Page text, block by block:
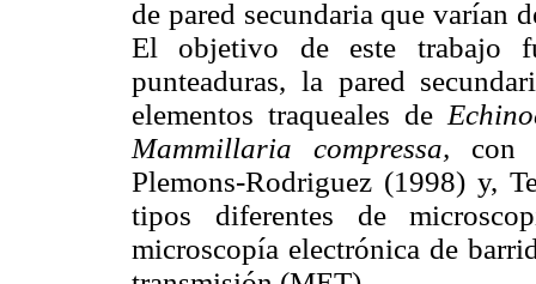
de pared secundaria que varían
El objetivo de este trabajo
punteaduras, la pared
elementos traqueales de
Mammillaria compressa, con
Plemons-Rodriguez (1998) y,
tipos diferentes de
microscopía electrónica de